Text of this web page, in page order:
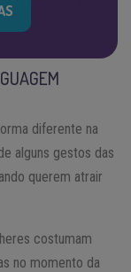
diferente na
alguns gestos das
querem atrair
costumam
no momento da